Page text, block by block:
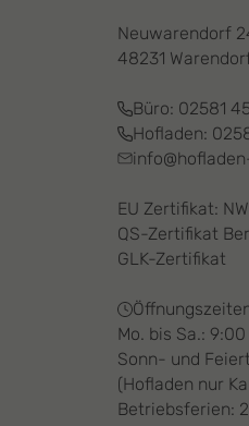
Neuwarendorf
48231
Büro: 02581
Hofladen:
EU Zertifikat:
QS-Zertifikat
GLK-Zertifikat
Mo. bis Sa.:
Sonn- und
(Hofladen nur
Betriebsferien: